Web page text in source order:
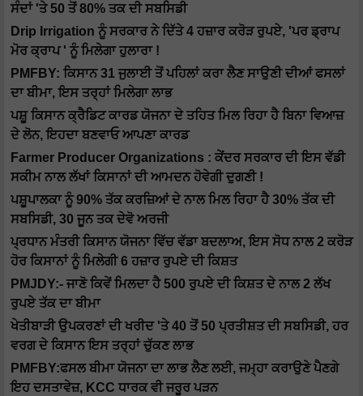
ਸੰਦਾਂ 'ਤੇ 50 ਤੋਂ 80% ਤਕ ਦੀ ਸਬਸਿਡੀ
Drip Irrigation ਨੂੰ ਸਰਕਾਰ ਨੇ ਦਿੱਤੇ 4 ਹਜ਼ਾਰ ਕਰੋੜ ਰੁਪਏ, 'ਪਰ ਡ੍ਰਾਪ
ਮੋਰ ਕ੍ਰਾਪ ' ਨੂੰ ਮਿਲੇਗਾ ਹੁਲਾਰਾ !
PMFBY: ਕਿਸਾਨ 31 ਜੁਲਾਈ ਤੋਂ ਪਹਿਲਾਂ ਕਰਾ ਲੈਣ ਸਾਉਣੀ ਦੀਆਂ ਫਸਲਾਂ
ਦਾ ਬੀਮਾ, ਇਸ ਤਰ੍ਹਾਂ ਮਿਲੇਗਾ ਲਾਭ
ਪਸ਼ੂ ਕਿਸਾਨ ਕ੍ਰੈਡਿਟ ਕਾਰਡ ਯੋਜਨਾ ਦੇ ਤਹਿਤ ਮਿਲ ਰਿਹਾ ਹੈ ਬਿਨਾ ਵਿਆਜ਼
ਦੇ ਲੋਨ, ਇਹਦਾ ਬਣਵਾਓ ਆਪਣਾ ਕਾਰਡ
Farmer Producer Organizations : ਕੇਂਦਰ ਸਰਕਾਰ ਦੀ ਇਸ ਵੱਡੀ
ਸਕੀਮ ਨਾਲ ਲੱਖਾਂ ਕਿਸਾਨਾਂ ਦੀ ਆਮਦਨ ਹੋਵੇਗੀ ਦੁਗਣੀ !
ਪਸ਼ੂਪਾਲਕਾ ਨੂੰ 90% ਤੱਕ ਕਰਜ਼ਿਆਂ ਦੇ ਨਾਲ ਮਿਲ ਰਿਹਾ ਹੈ 30% ਤੱਕ ਦੀ
ਸਬਸਿਡੀ, 30 ਜੂਨ ਤਕ ਦੇਵੋ ਅਰਜੀ
ਪ੍ਰਧਾਨ ਮੰਤਰੀ ਕਿਸਾਨ ਯੋਜਨਾ ਵਿੱਚ ਵੱਡਾ ਬਦਲਾਅ, ਇਸ ਸੋਧ ਨਾਲ 2 ਕਰੋੜ
ਹੋਰ ਕਿਸਾਨਾਂ ਨੂੰ ਮਿਲੇਗੀ 6 ਹਜ਼ਾਰ ਰੁਪਏ ਦੀ ਕਿਸ਼ਤ
PMJDY:- ਜਾਣੋ ਕਿਵੇਂ ਮਿਲਦਾ ਹੈ 500 ਰੁਪਏ ਦੀ ਕਿਸ਼ਤ ਦੇ ਨਾਲ 2 ਲੱਖ
ਰੁਪਏ ਤੱਕ ਦਾ ਬੀਮਾ
ਖੇਤੀਬਾੜੀ ਉਪਕਰਣਾਂ ਦੀ ਖਰੀਦ 'ਤੇ 40 ਤੋਂ 50 ਪ੍ਰਤੀਸ਼ਤ ਦੀ ਸਬਸਿਡੀ, ਹਰ
ਵਰਗ ਦੇ ਕਿਸਾਨ ਇਸ ਤਰ੍ਹਾਂ ਚੁੱਕਣ ਲਾਭ
PMFBY:ਫਸਲ ਬੀਮਾ ਯੋਜਨਾ ਦਾ ਲਾਭ ਲੈਣ ਲਈ, ਜਮ੍ਹਾ ਕਰਾਉਣੇ ਪੈਣਗੇ
ਇਹ ਦਸਤਾਵੇਜ਼, KCC ਧਾਰਕ ਵੀ ਜਰੂਰ ਪੜਨ